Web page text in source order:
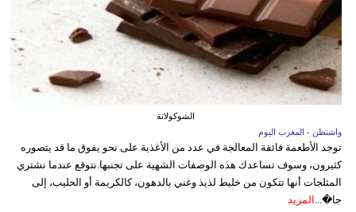
الشوكولاتة
واشنطن - المغرب اليوم
توجد الأطعمة فائقة المعالجة في عدد من الأغذية على نحو يفوق ما قد يتصوره
كثيرون، وسوف تساعدك هذه الوصفات الشهية على تجنبها.نتوقع عندما نشتري
المثلجات أنها تتكون من خليط لذيذ وغني بالدهون، كالكريمة أو الحليب، إلى
جا�... المزيد